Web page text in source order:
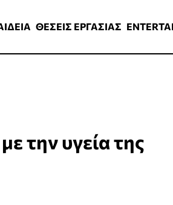
ΘΕΣΕΙΣ ΕΡΓΑΣΙΑΣ
την υγεία της